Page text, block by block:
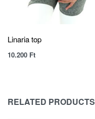
Linaria top
10.200 Ft
RELATED PRODUCTS